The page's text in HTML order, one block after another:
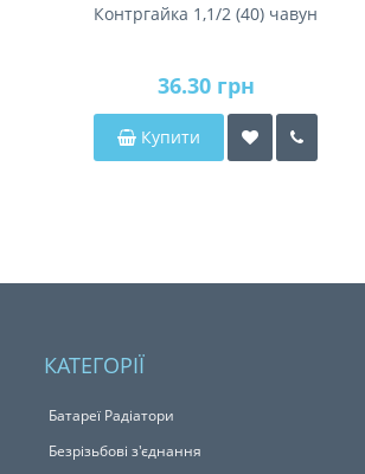
Контргайка 1,1/2 (40) чавун
36.30 грн
Купити
КАТЕГОРІЇ
Батареї Радіатори
Безрізьбові з'єднання